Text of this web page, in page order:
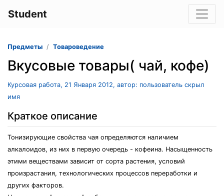
Student
Предметы Товароведение
Вкусовые товары( чай, кофе)
Курсовая работа, 21 Января 2012, автор: пользователь скрыл
имя
Краткое описание
Тонизирующие свойства чая определяются наличием
алкалоидов, из них в первую очередь - кофеина. Насыщенность
этими веществами зависит от сорта растения, условий
произрастания, технологических процессов переработки и
других факторов.